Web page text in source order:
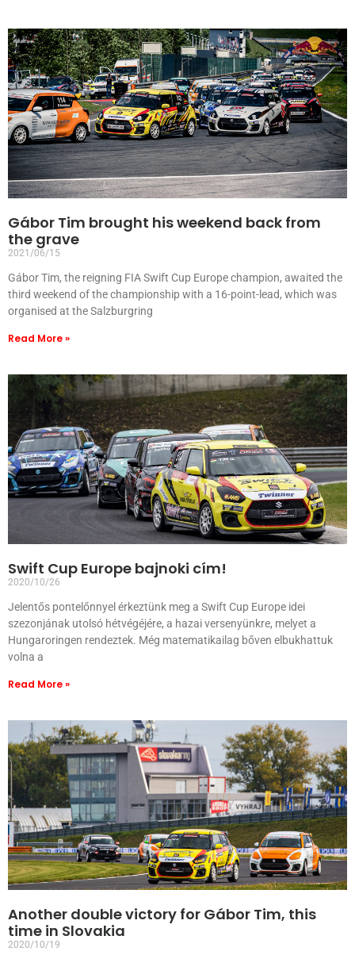
Gábor Tim brought his weekend back from
the grave
2021/06/15
Gábor Tim, the reigning FIA Swift Cup Europe champion, awaited the
third weekend of the championship with a 16-point-lead, which was
organised at the Salzburgring
Read More »
Swift Cup Europe bajnoki cím!
2020/10/26
Jelentős pontelőnnyel érkeztünk meg a Swift Cup Europe idei
szezonjának utolsó hétvégéjére, a hazai versenyünkre, melyet a
Hungaroringen rendeztek. Még matematikailag bőven elbukhattuk
volna a
Read More »
Another double victory for Gábor Tim, this
time in Slovakia
2020/10/19